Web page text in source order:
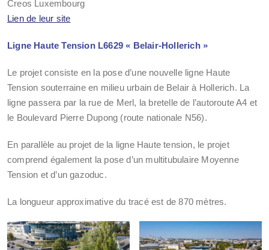
Creos Luxembourg
Lien de leur site
Ligne Haute Tension L6629 « Belair-Hollerich »
Le projet consiste en la pose d’une nouvelle ligne Haute
Tension souterraine en milieu urbain de Belair à Hollerich. La
ligne passera par la rue de Merl, la bretelle de l’autoroute A4 et
le Boulevard Pierre Dupong (route nationale N56).
En parallèle au projet de la ligne Haute tension, le projet
comprend également la pose d’un multitubulaire Moyenne
Tension et d’un gazoduc.
La longueur approximative du tracé est de 870 mètres.